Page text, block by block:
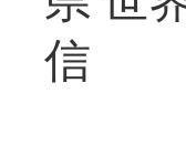
信